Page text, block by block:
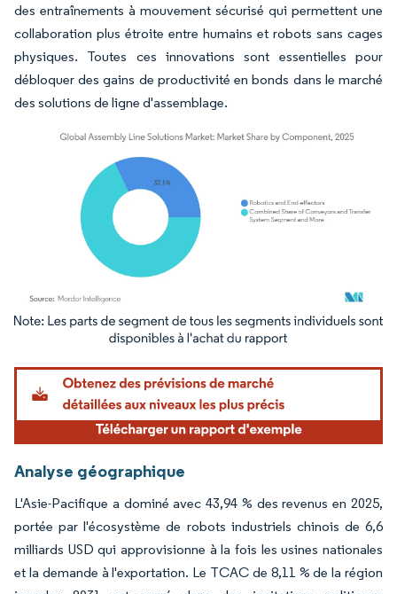
des entraînements à mouvement sécurisé qui permettent une
collaboration plus étroite entre humains et robots sans cages
physiques. Toutes ces innovations sont essentielles pour
débloquer des gains de productivité en bonds dans le marché
des solutions de ligne d'assemblage.
Image © Mordor Intelligence. La réutilisation nécessite une attribution sous CC BY
Analyse géographique
L'Asie-Pacifique a dominé avec 43,94 % des revenus en 2025,
portée par l'écosystème de robots industriels chinois de 6,6
milliards USD qui approvisionne à la fois les usines nationales
et la demande à l'exportation. Le TCAC de 8,11 % de la région